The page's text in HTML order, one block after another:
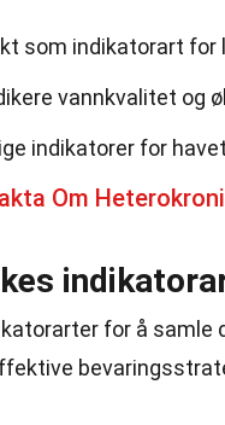
som indikatorart
vannkvalitet og
indikatorer for
Om Heterokroni
for å